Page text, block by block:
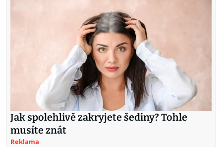
Jak spolehlivě zakryjete šediny? Tohle
musíte znát
Reklama